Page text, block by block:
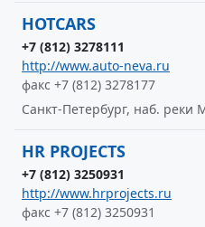
HOTCARS
+7 (812) 3278111
http://www.auto-neva.ru
факс +7 (812) 3278177
Санкт-Петербург, наб. реки
HR PROJECTS
+7 (812) 3250931
http://www.hrprojects.ru
факс +7 (812) 3250931